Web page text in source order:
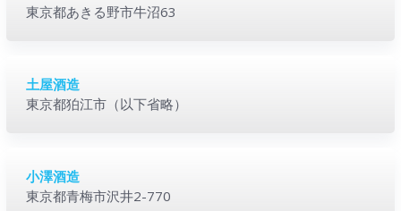
東京都あきる野市牛沼63
土屋酒造
東京都狛江市（以下省略）
小澤酒造
東京都青梅市沢井2-770